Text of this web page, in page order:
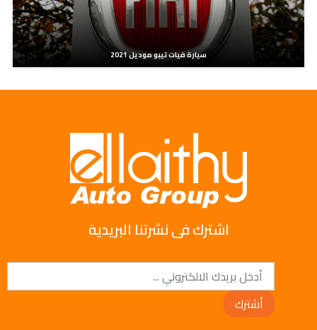
سيارة فيات تيبو موديل 2021
اشترك فى نشرتنا البريدية
أشترك